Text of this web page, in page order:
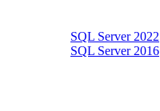
SQL Server 2022
SQL Server 2016